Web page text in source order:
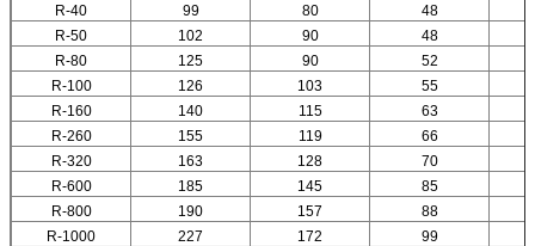
R-40
99 80
48
R-50
102 90
48
R-80
125 90
52
R-100
126 103
55
R-160
140 115
63
R-260
155 119
66
R-320
163 128
70
R-600
185 145
85
R-800
190 157
88
R-1000
227 172
99